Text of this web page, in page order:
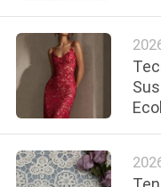
NOTÍCIAS
PEDIR UM
ORÇAMENTO
MAPA